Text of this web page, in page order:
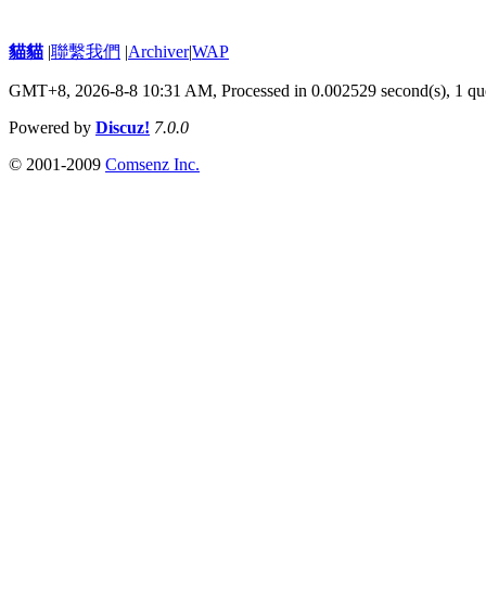
貓貓 |聯繫我們 |Archiver|WAP
GMT+8, 2026-8-8 10:31 AM, Processed in 0.002529 second(s), 1
Powered by Discuz! 7.0.0
© 2001-2009 Comsenz Inc.